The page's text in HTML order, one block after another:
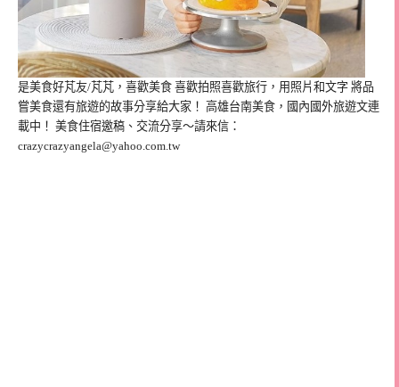
是美食好芃友/芃芃，喜歡美食 喜歡拍照喜歡旅行，用照片和文字 將品
嘗美食還有旅遊的故事分享給大家！ 高雄台南美食，國內國外旅遊文連
載中！ 美食住宿邀稿、交流分享～請來信：
crazycrazyangela@yahoo.com.tw